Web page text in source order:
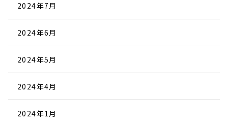
2024年7月
2024年6月
2024年5月
2024年4月
2024年1月